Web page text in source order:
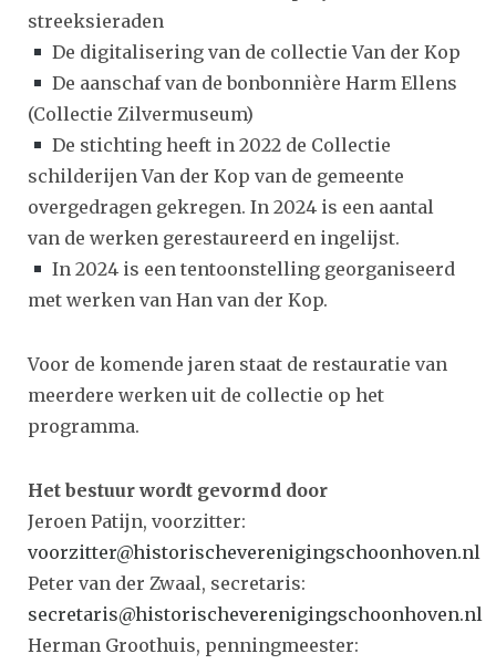
streeksieraden
De digitalisering van de collectie Van der Kop
De aanschaf van de bonbonnière Harm Ellens
(Collectie Zilvermuseum)
De stichting heeft in 2022 de Collectie
schilderijen Van der Kop van de gemeente
overgedragen gekregen. In 2024 is een aantal
van de werken gerestaureerd en ingelijst.
In 2024 is een tentoonstelling georganiseerd
met werken van Han van der Kop.
Voor de komende jaren staat de restauratie van
meerdere werken uit de collectie op het
programma.
Het bestuur wordt gevormd door
Jeroen Patijn, voorzitter:
voorzitter@historischeverenigingschoonhoven.nl
Peter van der Zwaal, secretaris:
secretaris@historischeverenigingschoonhoven.nl
Herman Groothuis, penningmeester: